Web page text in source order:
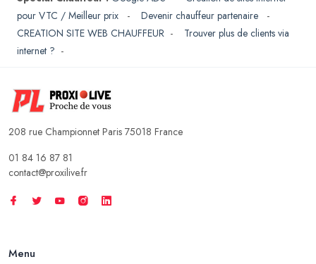
pour VTC / Meilleur prix
- Devenir chauffeur partenaire
-
CREATION SITE WEB CHAUFFEUR - Trouver plus de clients via
internet ? -
208 rue Championnet Paris 75018 France
01 84 16 87 81
contact@proxilive.fr
Menu